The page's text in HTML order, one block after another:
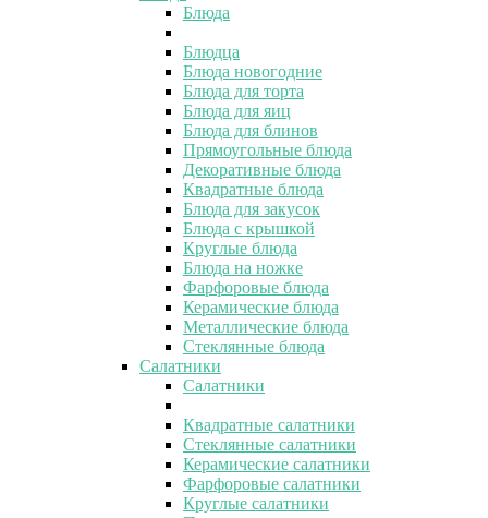
Блюда
Блюдца
Блюда новогодние
Блюда для торта
Блюда для яиц
Блюда для блинов
Прямоугольные блюда
Декоративные блюда
Квадратные блюда
Блюда для закусок
Блюда с крышкой
Круглые блюда
Блюда на ножке
Фарфоровые блюда
Керамические блюда
Металлические блюда
Стеклянные блюда
Салатники
Салатники
Квадратные салатники
Стеклянные салатники
Керамические салатники
Фарфоровые салатники
Круглые салатники